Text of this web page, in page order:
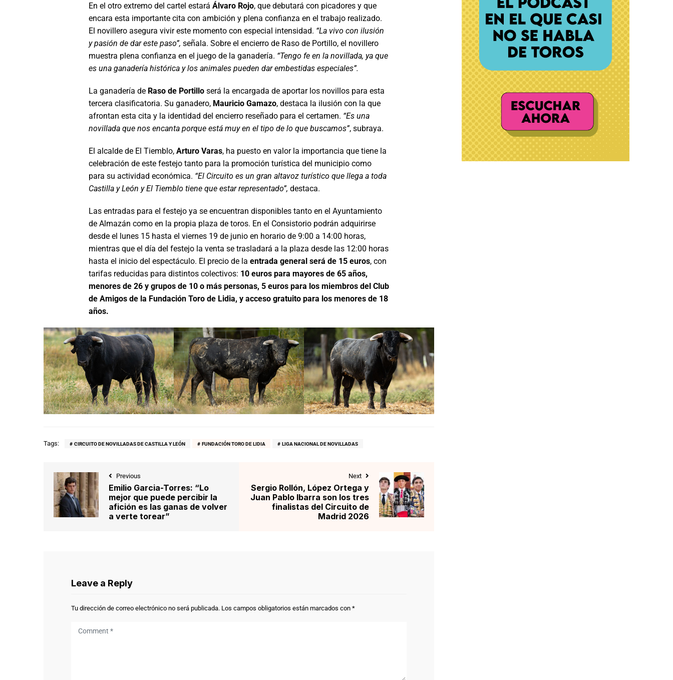
En el otro extremo del cartel estará Álvaro Rojo, que debutará con picadores y que
encara esta importante cita con ambición y plena confianza en el trabajo realizado.
El novillero asegura vivir este momento con especial intensidad. “La vivo con ilusión
y pasión de dar este paso”, señala. Sobre el encierro de Raso de Portillo, el novillero
muestra plena confianza en el juego de la ganadería. “Tengo fe en la novillada, ya que
es una ganadería histórica y los animales pueden dar embestidas especiales”.
La ganadería de Raso de Portillo será la encargada de aportar los novillos para esta
tercera clasificatoria. Su ganadero, Mauricio Gamazo, destaca la ilusión con la que
afrontan esta cita y la identidad del encierro reseñado para el certamen. “Es una
novillada que nos encanta porque está muy en el tipo de lo que buscamos”, subraya.
El alcalde de El Tiemblo, Arturo Varas, ha puesto en valor la importancia que tiene la
celebración de este festejo tanto para la promoción turística del municipio como
para su actividad económica. “El Circuito es un gran altavoz turístico que llega a toda
Castilla y León y El Tiemblo tiene que estar representado”, destaca.
Las entradas para el festejo ya se encuentran disponibles tanto en el Ayuntamiento
de Almazán como en la propia plaza de toros. En el Consistorio podrán adquirirse
desde el lunes 15 hasta el viernes 19 de junio en horario de 9:00 a 14:00 horas,
mientras que el día del festejo la venta se trasladará a la plaza desde las 12:00 horas
hasta el inicio del espectáculo. El precio de la entrada general será de 15 euros, con
tarifas reducidas para distintos colectivos: 10 euros para mayores de 65 años,
menores de 26 y grupos de 10 o más personas, 5 euros para los miembros del Club
de Amigos de la Fundación Toro de Lidia, y acceso gratuito para los menores de 18
años.
Tags: CIRCUITO DE NOVILLADAS DE CASTILLA Y LEÓN FUNDACIÓN TORO DE LIDIA LIGA NACIONAL DE NOVILLADAS
Previous
Emilio Garcia-Torres: “Lo
mejor que puede percibir la
afición es las ganas de volver
a verte torear”
Next
Sergio Rollón, López Ortega y
Juan Pablo Ibarra son los tres
finalistas del Circuito de
Madrid 2026
Leave a Reply
Tu dirección de correo electrónico no será publicada. Los campos obligatorios están marcados con *